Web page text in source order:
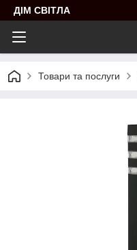
ДІМ СВІТЛА
Товари та послуги